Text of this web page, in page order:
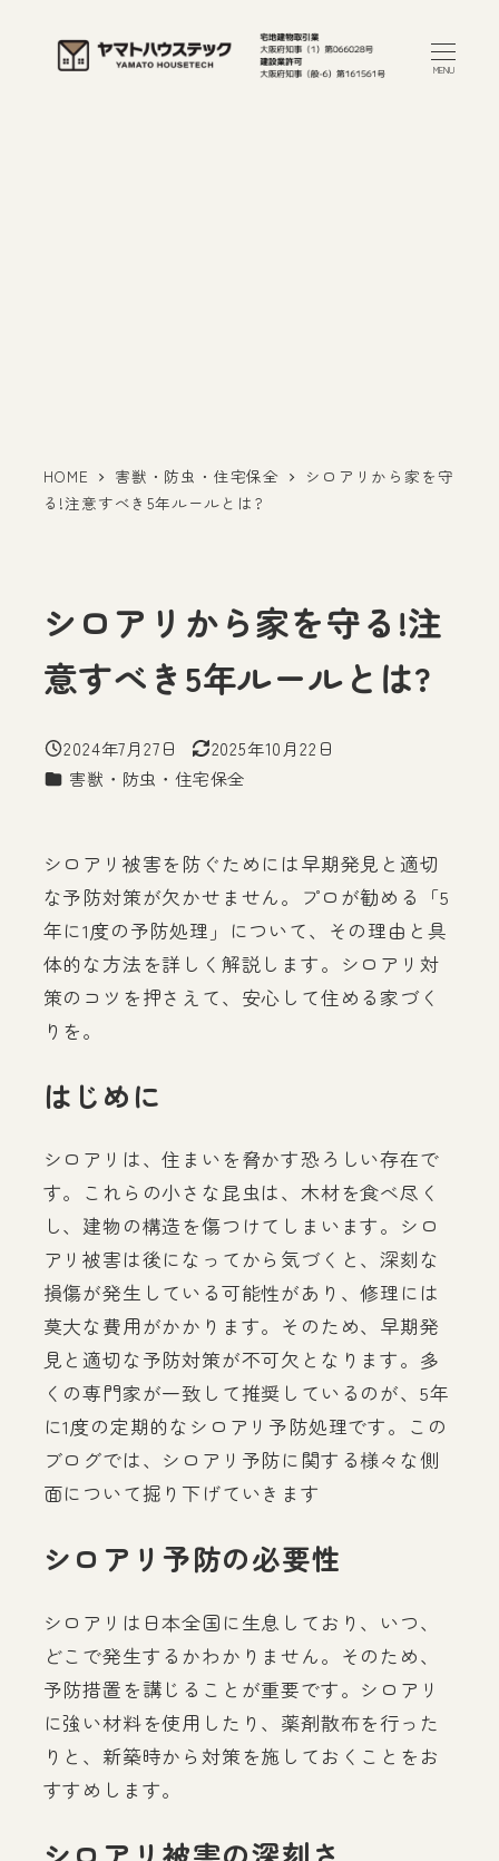
MENU
HOME 害獣・防虫・住宅保全
シロアリから家を守
る!注意すべき5年ルールとは?
シロアリから家を守る!注
意すべき5年ルールとは?
投稿日
2024年7月27日
更新日
2025年10月22日
カテゴリー
害獣・防虫・住宅保全
シロアリ被害を防ぐためには早期発見と適切
な予防対策が欠かせません。プロが勧める「5
年に1度の予防処理」について、その理由と具
体的な方法を詳しく解説します。シロアリ対
策のコツを押さえて、安心して住める家づく
りを。
はじめに
シロアリは、住まいを脅かす恐ろしい存在で
す。これらの小さな昆虫は、木材を食べ尽く
し、建物の構造を傷つけてしまいます。シロ
アリ被害は後になってから気づくと、深刻な
損傷が発生している可能性があり、修理には
莫大な費用がかかります。そのため、早期発
見と適切な予防対策が不可欠となります。多
くの専門家が一致して推奨しているのが、5年
に1度の定期的なシロアリ予防処理です。この
ブログでは、シロアリ予防に関する様々な側
面について掘り下げていきます
シロアリ予防の必要性
シロアリは日本全国に生息しており、いつ、
どこで発生するかわかりません。そのため、
予防措置を講じることが重要です。シロアリ
に強い材料を使用したり、薬剤散布を行った
りと、新築時から対策を施しておくことをお
すすめします。